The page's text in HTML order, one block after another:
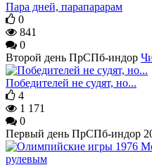
Пара дней, парапарарам
0
841
0
Второй день ПрСПб-индор
Победителей не судят, но...
4
1 171
0
Первый день ПрСПб-индор